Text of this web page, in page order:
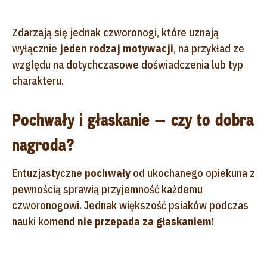
Zdarzają się jednak czworonogi, które uznają
wyłącznie jeden rodzaj motywacji, na przykład ze
względu na dotychczasowe doświadczenia lub typ
charakteru.
Pochwały i głaskanie — czy to dobra
nagroda?
Entuzjastyczne pochwały od ukochanego opiekuna z
pewnością sprawią przyjemność każdemu
czworonogowi. Jednak większość psiaków podczas
nauki komend nie przepada za głaskaniem!